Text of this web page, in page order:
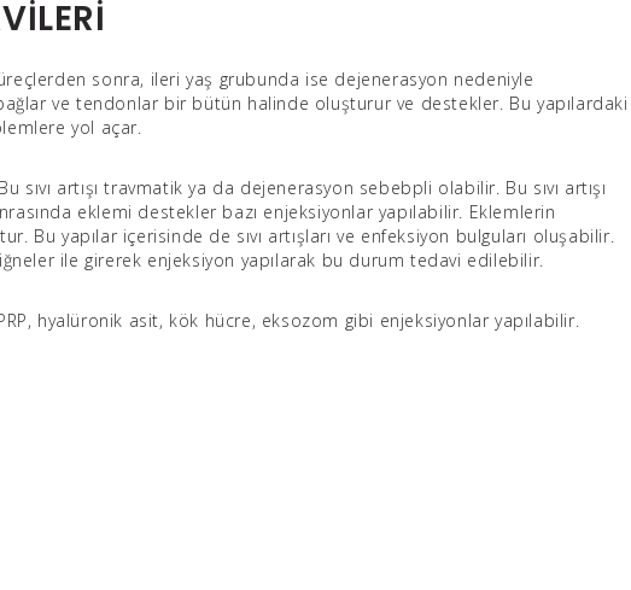
sonra, ileri yaş grubunda ise dejenerasyon nedeniyle
ve tendonlar bir bütün halinde oluşturur ve destekler. Bu yapılardaki
yol açar.
sıvı artışı travmatik ya da dejenerasyon sebebpli olabilir. Bu sıvı artışı
eklemi destekler bazı enjeksiyonlar yapılabilir. Eklemlerin
Bu yapılar içerisinde de sıvı artışları ve enfeksiyon bulguları oluşabilir.
ile girerek enjeksiyon yapılarak bu durum tedavi edilebilir.
hyalüronik asit, kök hücre, eksozom gibi enjeksiyonlar yapılabilir.